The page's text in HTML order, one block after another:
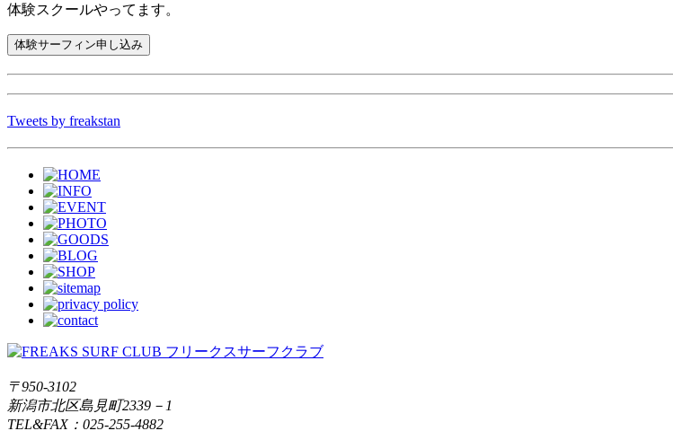
体験スクールやってます。
Tweets by freakstan
〒950-3102
新潟市北区島見町2339－1
TEL&FAX：025-255-4882